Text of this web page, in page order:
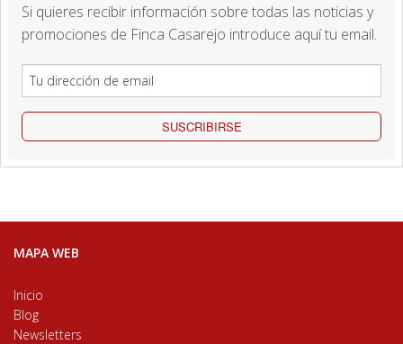
Si quieres recibir información sobre todas las noticias y
promociones de Finca Casarejo introduce aquí tu email.
SUSCRIBIRSE
MAPA WEB
Inicio
Blog
Newsletters